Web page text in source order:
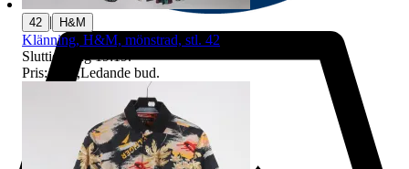
42 | H&M
Klänning, H&M, mönstrad, stl. 42
Sluttid
9 aug 19:19.
Pris:18 kr ,Ledande bud.